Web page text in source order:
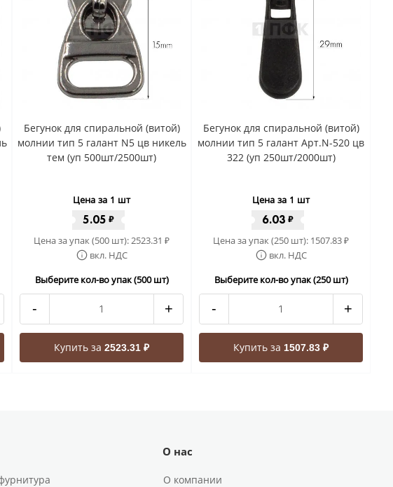
Бегунок для спиральной (витой)
молнии тип 5 галант N5 цв никель
тем (уп 500шт/2500шт)
Цена за 1 шт
5.05 ₽
Цена за упак (500 шт): 2523.31 ₽
вкл. НДС
Выберите кол-во упак (500 шт)
- +
Купить за 2523.31 ₽
Бегунок для спиральной (витой)
молнии тип 5 галант Арт.N-520 цв
322 (уп 250шт/2000шт)
Цена за 1 шт
6.03 ₽
Цена за упак (250 шт): 1507.83₽
вкл. НДС
Выберите кол-во упак (250 шт)
- +
Купить за 1507.83 ₽
О нас
О компании